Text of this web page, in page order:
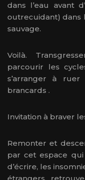
dans l’eau avant
outrecuidant) dans
sauvage.
Voilà.
parcourir les
s’arranger à
brancards .
Invitation à braver
Remonter et
par cet espace
d’écrire, les